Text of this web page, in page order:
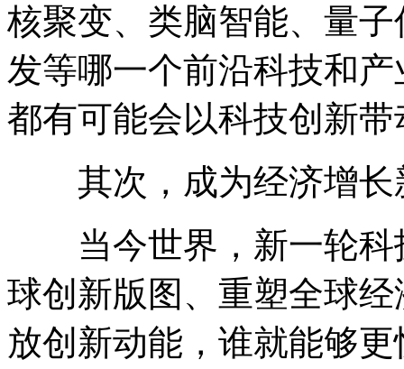
核聚变、类脑智能、量
发等哪一个前沿科技和
都有可能会以科技创新
其次，成为经济增长
当今世界，新一轮科
球创新版图、重塑全球
放创新动能，谁就能够